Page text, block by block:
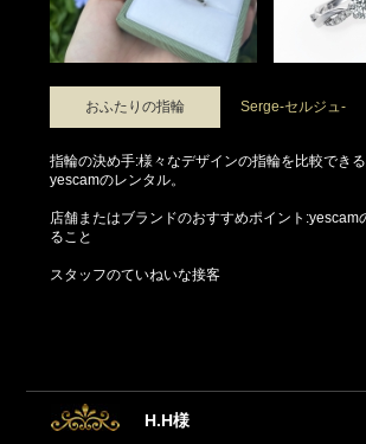
おふたりの指輪 Serge-セルジュ-
指輪の決め手:様々なデザインの指輪を比較できる
yescamのレンタル。
店舗またはブランドのおすすめポイント:yescam
ること
スタッフのていねいな接客
H.H様